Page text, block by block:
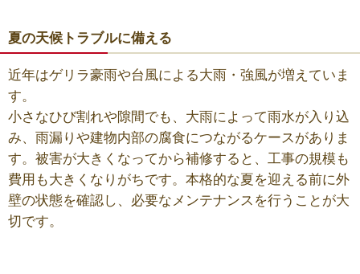
夏の天候トラブルに備える
近年はゲリラ豪雨や台風による大雨・強風が増えていま
す。
小さなひび割れや隙間でも、大雨によって雨水が入り込
み、雨漏りや建物内部の腐食につながるケースがありま
す。被害が大きくなってから補修すると、工事の規模も
費用も大きくなりがちです。本格的な夏を迎える前に外
壁の状態を確認し、必要なメンテナンスを行うことが大
切です。